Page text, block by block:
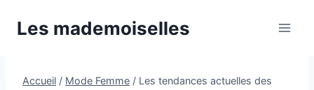
Les mademoiselles
Accueil / Mode Femme / Les tendances actuelles des